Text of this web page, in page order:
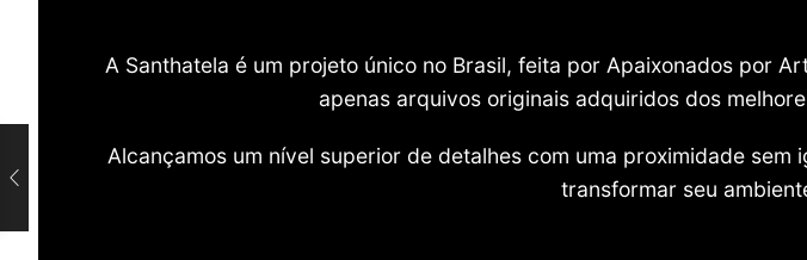
A Santhatela é um projeto único no Brasil, feita por Apaixonados por
apenas arquivos originais adquiridos dos
Alcançamos um nível superior de detalhes com uma proximidade
transformar seu